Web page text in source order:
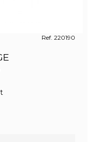
Ref. 220190